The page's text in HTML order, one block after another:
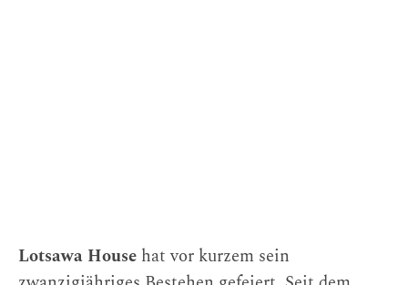
Lotsawa House hat vor kurzem sein